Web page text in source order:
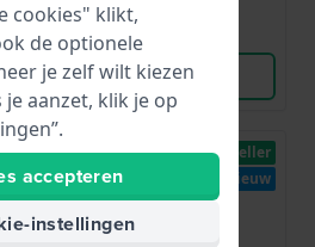
Bekijk Product
Bestseller
Nieuw
cookies" klikt,
de optionele
je zelf wilt kiezen
aanzet, klik je op
accepteren
instellingen